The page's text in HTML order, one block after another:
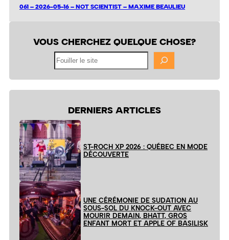
061 – 2026-05-16 – NOT SCIENTIST – MAXIME BEAULIEU
VOUS CHERCHEZ QUELQUE CHOSE?
DERNIERS ARTICLES
ST-ROCH XP 2026 : QUÉBEC EN MODE
DÉCOUVERTE
UNE CÉRÉMONIE DE SUDATION AU
SOUS-SOL DU KNOCK-OUT AVEC
MOURIR DEMAIN, BHATT, GROS
ENFANT MORT ET APPLE OF BASILISK